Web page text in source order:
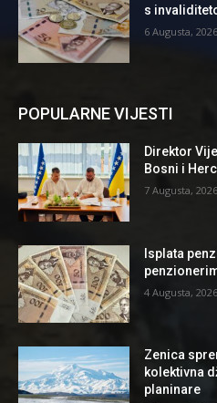
s
6 Augusta, 2026
POPULARNE VIJESTI
Direktor
Bosni i
7 Augusta, 2026
Isplata
4 Augusta, 2026
Zenica
kolektivna
planinare